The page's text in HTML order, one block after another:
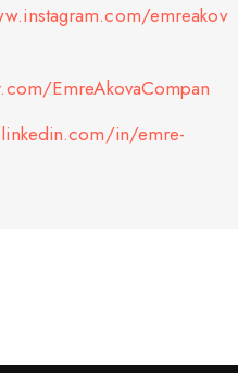
emreakov
EmreAkovaCompan
in/emre-